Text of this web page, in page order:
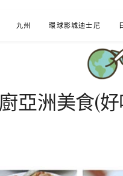
九州 環球影城迪士尼
亞洲美食(